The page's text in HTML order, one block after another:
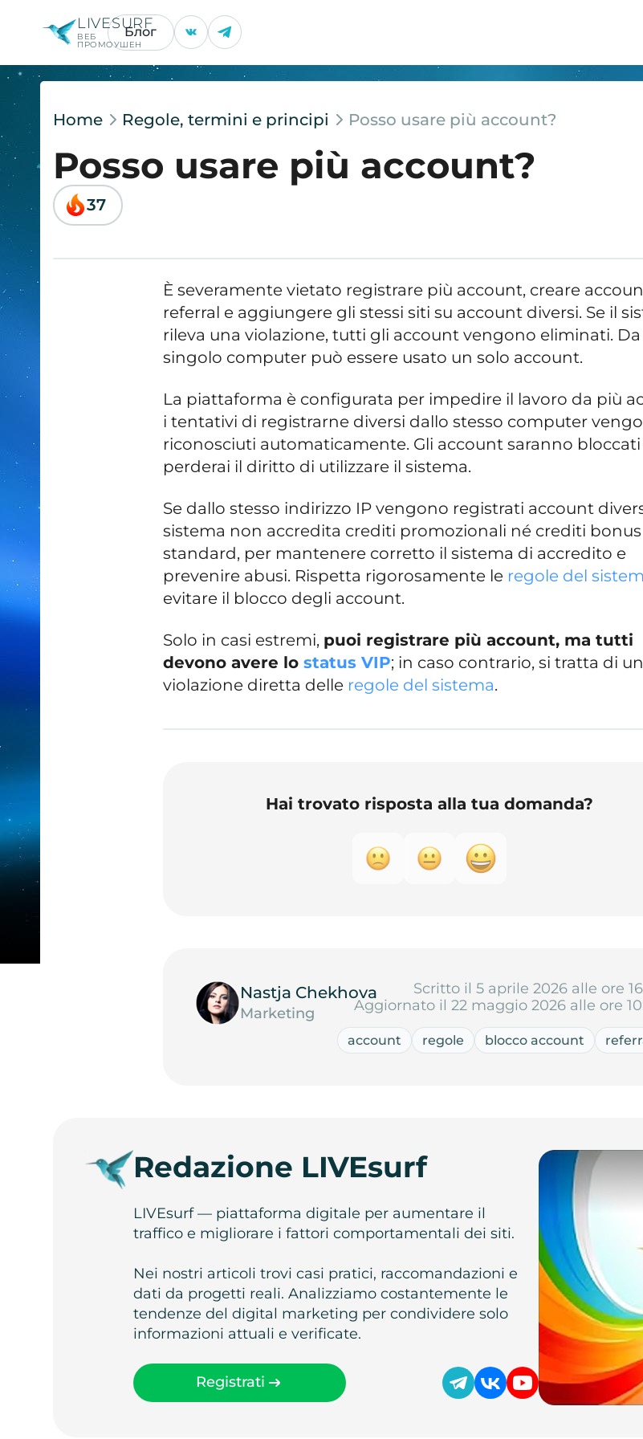
LIVESURF
ВЕБ
ПРОМОУШЕН
Блог
Home Regole, termini e principi Posso usare più account?
Posso usare più account?
37
È severamente vietato registrare più account, creare
referral e aggiungere gli stessi siti su account diversi. Se il
rileva una violazione, tutti gli account vengono eliminati.
singolo computer può essere usato un solo account.
La piattaforma è configurata per impedire il lavoro da più
i tentativi di registrarne diversi dallo stesso computer
riconosciuti automaticamente. Gli account saranno bloccati
perderai il diritto di utilizzare il sistema.
Se dallo stesso indirizzo IP vengono registrati account
sistema non accredita crediti promozionali né crediti bonus
standard, per mantenere corretto il sistema di accredito e
prevenire abusi. Rispetta rigorosamente le regole del
evitare il blocco degli account.
Solo in casi estremi, puoi registrare più account, ma tutti
devono avere lostatus VIP; in caso contrario, si tratta di
violazione diretta delle regole del sistema.
Hai trovato risposta alla tua domanda?
Nastja Chekhova
Marketing
Scritto il 5 aprile 2026 alle ore
Aggiornato il 22 maggio 2026 alle ore
account regole blocco account
Redazione LIVEsurf
LIVEsurf — piattaforma digitale per aumentare il
traffico e migliorare i fattori comportamentali dei siti.
Nei nostri articoli trovi casi pratici, raccomandazioni e
dati da progetti reali. Analizziamo costantemente le
tendenze del digital marketing per condividere solo
informazioni attuali e verificate.
Registrati